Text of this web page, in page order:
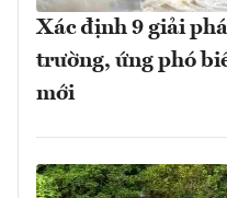
Xác định 9 giải
trường, ứng phó
mới